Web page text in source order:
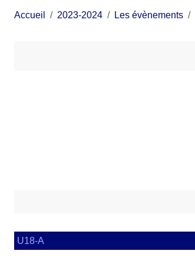
Accueil 2023-2024 Les évènements
U18-A